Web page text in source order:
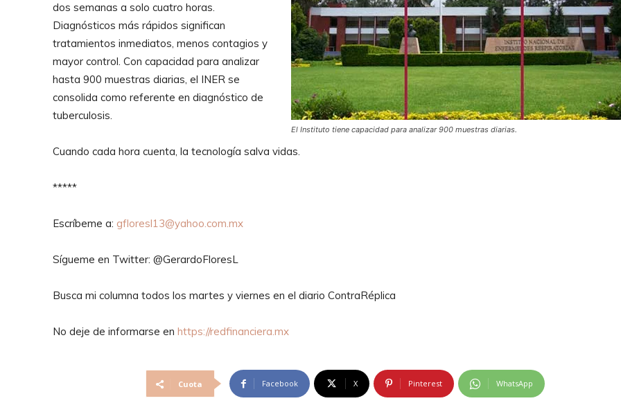
El Instituto tiene capacidad para analizar 900 muestras diarias.
dos semanas a solo cuatro horas.
Diagnósticos más rápidos significan
tratamientos inmediatos, menos contagios y
mayor control. Con capacidad para analizar
hasta 900 muestras diarias, el INER se
consolida como referente en diagnóstico de
tuberculosis.
Cuando cada hora cuenta, la tecnología salva vidas.
*****
Escríbeme a: gfloresl13@yahoo.com.mx
Sígueme en Twitter: @GerardoFloresL
Busca mi columna todos los martes y viernes en el diario ContraRéplica
No deje de informarse en https://redfinanciera.mx
Cuota Facebook X Pinterest WhatsApp